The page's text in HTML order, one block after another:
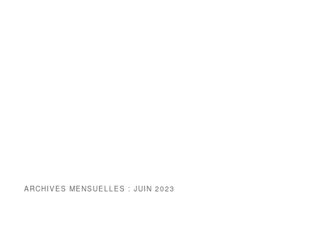
ARCHIVES MENSUELLES :JUIN 2023